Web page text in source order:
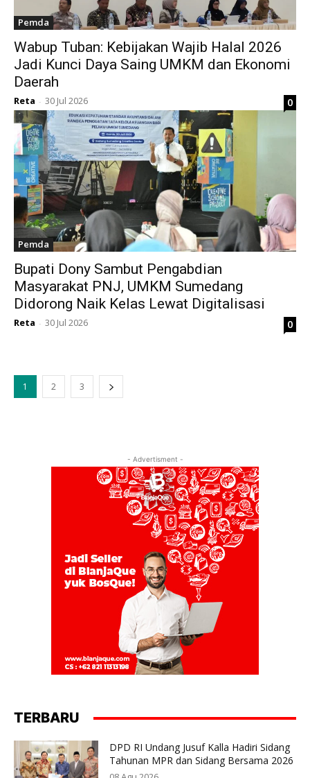
Pemda
Wabup Tuban: Kebijakan Wajib Halal 2026
Jadi Kunci Daya Saing UMKM dan Ekonomi
Daerah
Reta - 30 Jul 2026 0
Pemda
Bupati Dony Sambut Pengabdian
Masyarakat PNJ, UMKM Sumedang
Didorong Naik Kelas Lewat Digitalisasi
Reta - 30 Jul 2026 0
1 2 3
- Advertisment -
TERBARU
DPD RI Undang Jusuf Kalla Hadiri Sidang
Tahunan MPR dan Sidang Bersama 2026